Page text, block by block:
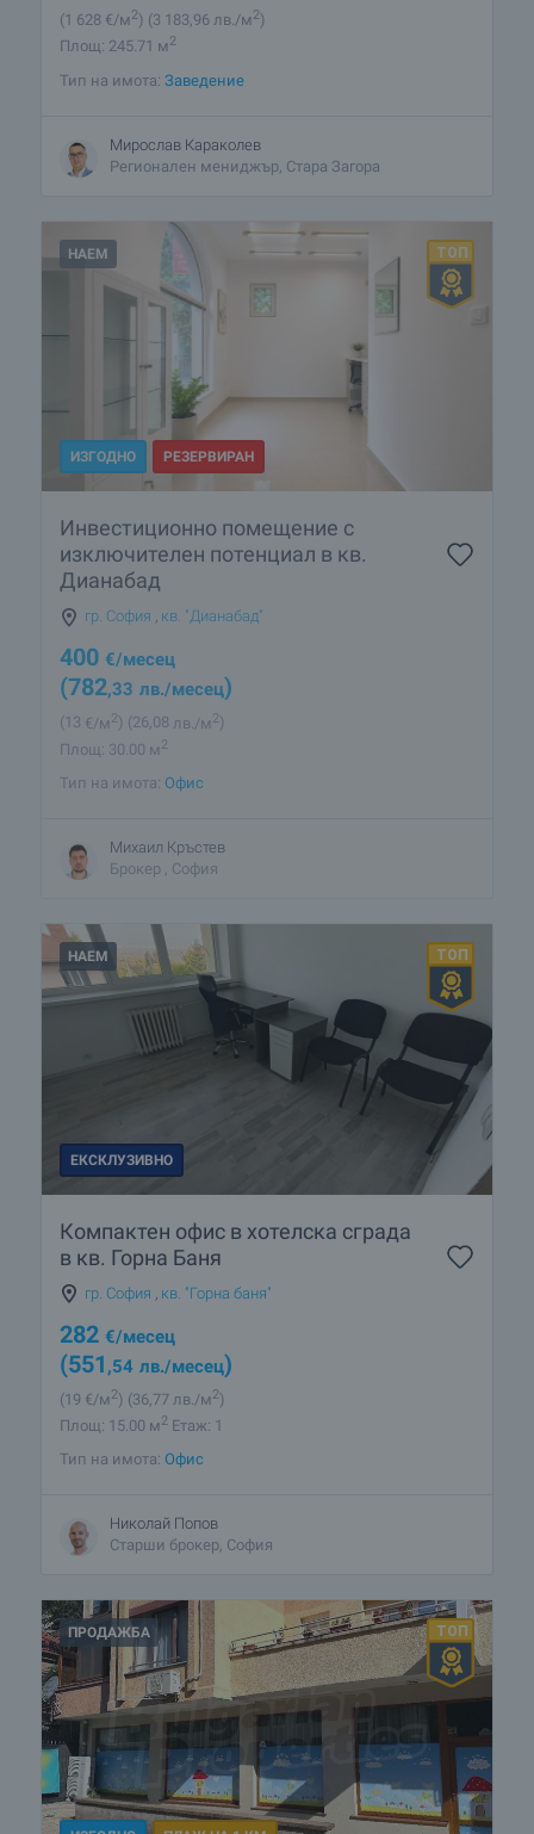
(1 628 €/м2) (3 183,96 лв./м2)
Площ: 245.71 м2
Тип на имота: Заведение
Мирослав Караколев
Регионален мениджър, Стара Загора
НАЕМ
ИЗГОДНО РЕЗЕРВИРАН
Инвестиционно помещение с
изключителен потенциал в кв.
Дианабад
гр. София , кв. "Дианабад"
400 €/месец
(782,33 лв./месец)
(13 €/м 2) (26,08 лв./м 2)
Площ: 30.00 м 2
Тип на имота: Офис
Михаил Кръстев
Брокер , София
НАЕМ
ЕКСКЛУЗИВНО
Компактен офис в хотелска сграда
в кв. Горна Баня
гр. София кв. "Горна баня"
282 €/месец
(551 ,54 лв./месец)
(19 €/м2) (36,77 лв./м2)
Площ: 15.00 м2 Етаж: 1
Тип на имота: Офис
Николай Попов
Старши брокер, София
ПРОДАЖБА